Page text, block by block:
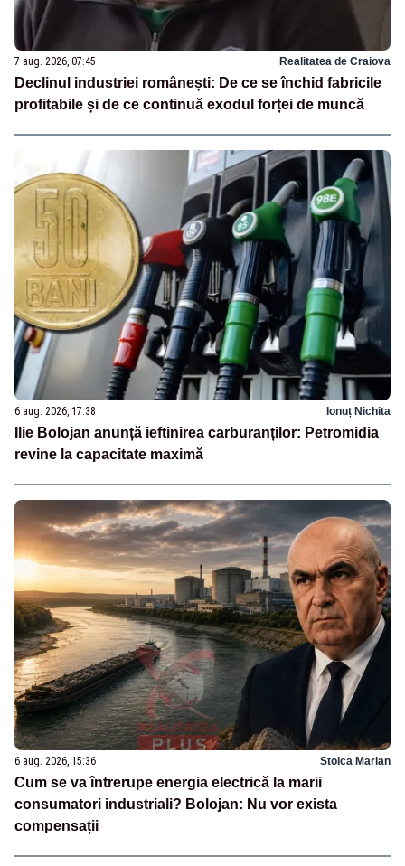
7 aug. 2026, 07:45 Realitatea de Craiova
Declinul industriei românești: De ce se închid fabricile
profitabile și de ce continuă exodul forței de muncă
6 aug. 2026, 17:38 Ionuț Nichita
Ilie Bolojan anunță ieftinirea carburanților: Petromidia
revine la capacitate maximă
6 aug. 2026, 15:36 Stoica Marian
Cum se va întrerupe energia electrică la marii
consumatori industriali? Bolojan: Nu vor exista
compensații